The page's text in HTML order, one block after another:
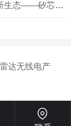
雷达无线电产业大会
达无线电产